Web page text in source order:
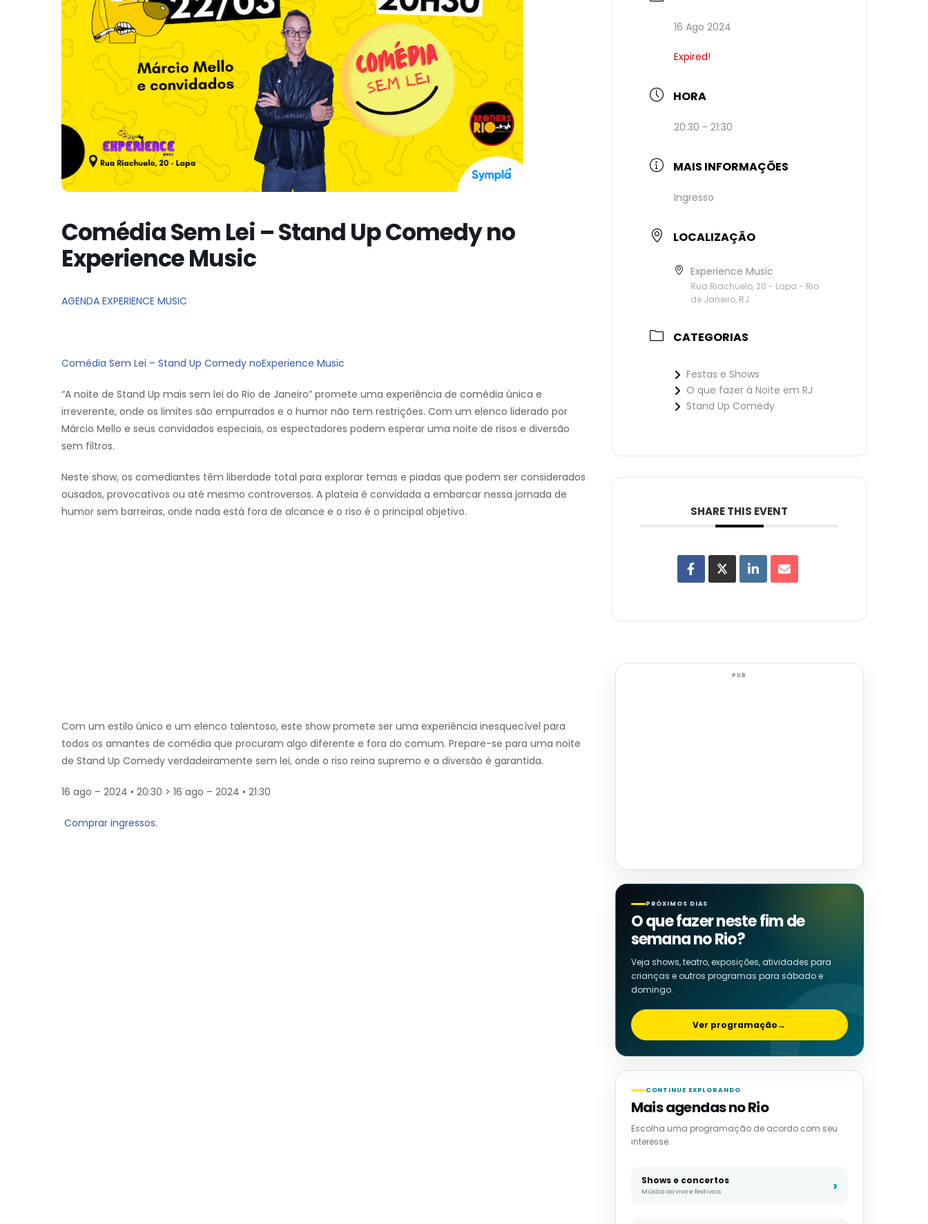
Comédia Sem Lei – Stand Up Comedy no
Experience Music
AGENDA EXPERIENCE MUSIC
Comédia Sem Lei – Stand Up Comedy noExperience Music
“A noite de Stand Up mais sem lei do Rio de Janeiro” promete uma experiência de comédia única e
irreverente, onde os limites são empurrados e o humor não tem restrições. Com um elenco liderado por
Márcio Mello e seus convidados especiais, os espectadores podem esperar uma noite de risos e diversão
sem filtros.
Neste show, os comediantes têm liberdade total para explorar temas e piadas que podem ser considerados
ousados, provocativos ou até mesmo controversos. A plateia é convidada a embarcar nessa jornada de
humor sem barreiras, onde nada está fora de alcance e o riso é o principal objetivo.
Com um estilo único e um elenco talentoso, este show promete ser uma experiência inesquecível para
todos os amantes de comédia que procuram algo diferente e fora do comum. Prepare-se para uma noite
de Stand Up Comedy verdadeiramente sem lei, onde o riso reina supremo e a diversão é garantida.
16 ago – 2024 • 20:30 > 16 ago – 2024 • 21:30
Comprar ingressos.
16 Ago 2024
Expired!
HORA
20:30 - 21:30
MAIS INFORMAÇÕES
Ingresso
LOCALIZAÇÃO
Experience Music
Rua Riachuelo, 20 - Lapa - Rio
de Janeiro, RJ
CATEGORIAS
Festas e Shows
O que fazer à Noite em RJ
Stand Up Comedy
SHARE THIS EVENT
PUB
PRÓXIMOS DIAS
O que fazer neste fim de
semana no Rio?
Veja shows, teatro, exposições, atividades para
crianças e outros programas para sábado e
domingo.
Ver programação→
CONTINUE EXPLORANDO
Mais agendas no Rio
Escolha uma programação de acordo com seu
interesse.
Shows e concertos
Música ao vivo e festivais